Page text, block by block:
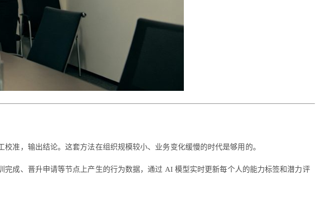
准，输出结论。这套方法在组织规模较小、业务变化缓慢的时代是够用的。
成、晋升申请等节点上产生的行为数据，通过 AI 模型实时更新每个人的能力标签和潜力评